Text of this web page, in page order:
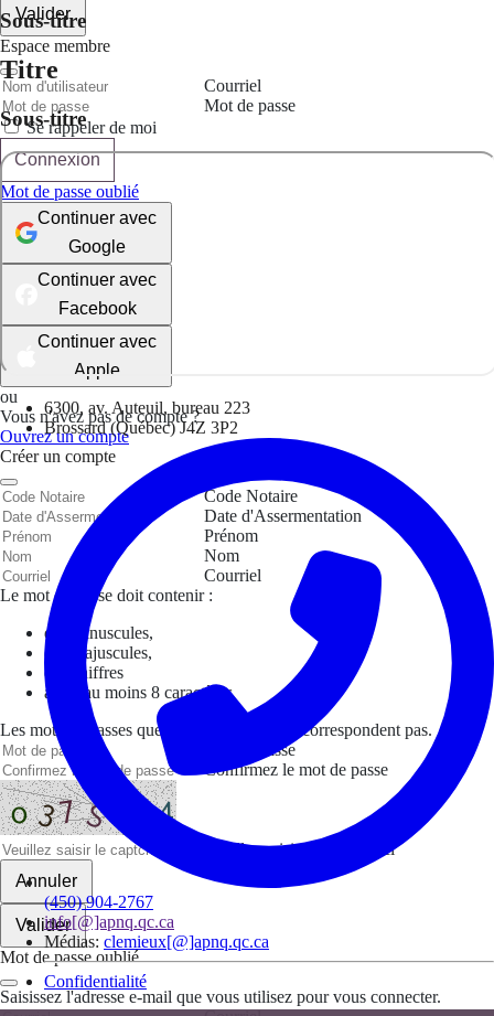
Sous-titre
Titre
Sous-titre
6300, av. Auteuil, bureau 223
Brossard (Québec) J4Z 3P2
(450) 904-2767
info[@]apnq.qc.ca
Médias: clemieux[@]apnq.qc.ca
Confidentialité
Valider
Espace membre
Courriel
Mot de passe
Se rappeler de moi
Connexion
Mot de passe oublié
Continuer avec
Google
Continuer avec
Facebook
Continuer avec
Apple
ou
Vous n'avez pas de compte ?
Ouvrez un compte
Créer un compte
Code Notaire
Date d'Assermentation
Prénom
Nom
Courriel
Le mot de passe doit contenir :
des minuscules,
des majuscules,
des chiffres
avoir au moins 8 caractères
Les mots de passes que vous avez saisis ne correspondent pas.
Mot de passe
Confirmez le mot de passe
Veuillez saisir le captcha ici
Annuler
Valider
Mot de passe oublié
Saisissez l'adresse e-mail que vous utilisez pour vous connecter.